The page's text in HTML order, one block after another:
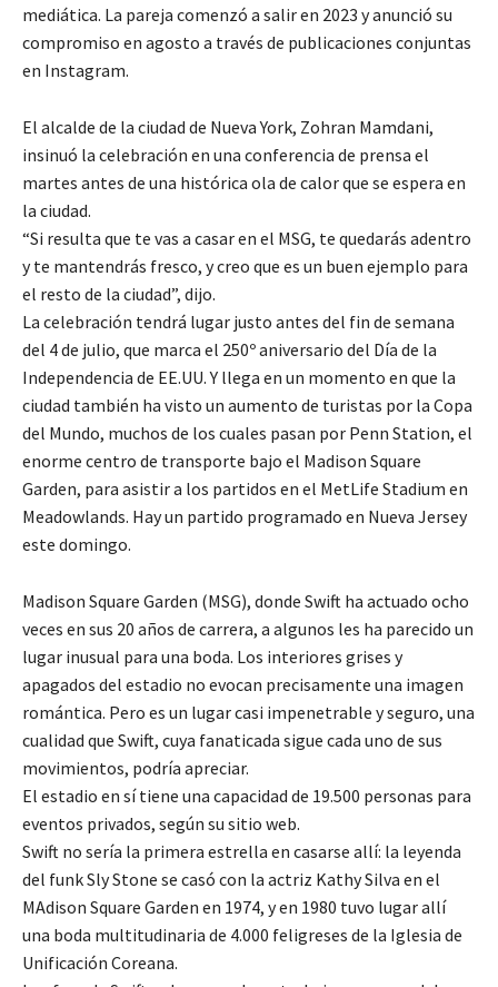
mediática. La pareja comenzó a salir en 2023 y anunció su
compromiso en agosto a través de publicaciones conjuntas
en Instagram.
El alcalde de la ciudad de Nueva York, Zohran Mamdani,
insinuó la celebración en una conferencia de prensa el
martes antes de una histórica ola de calor que se espera en
la ciudad.
“Si resulta que te vas a casar en el MSG, te quedarás adentro
y te mantendrás fresco, y creo que es un buen ejemplo para
el resto de la ciudad”, dijo.
La celebración tendrá lugar justo antes del fin de semana
del 4 de julio, que marca el 250º aniversario del Día de la
Independencia de EE.UU. Y llega en un momento en que la
ciudad también ha visto un aumento de turistas por la Copa
del Mundo, muchos de los cuales pasan por Penn Station, el
enorme centro de transporte bajo el Madison Square
Garden, para asistir a los partidos en el MetLife Stadium en
Meadowlands. Hay un partido programado en Nueva Jersey
este domingo.
Madison Square Garden (MSG), donde Swift ha actuado ocho
veces en sus 20 años de carrera, a algunos les ha parecido un
lugar inusual para una boda. Los interiores grises y
apagados del estadio no evocan precisamente una imagen
romántica. Pero es un lugar casi impenetrable y seguro, una
cualidad que Swift, cuya fanaticada sigue cada uno de sus
movimientos, podría apreciar.
El estadio en sí tiene una capacidad de 19.500 personas para
eventos privados, según su sitio web.
Swift no sería la primera estrella en casarse allí: la leyenda
del funk Sly Stone se casó con la actriz Kathy Silva en el
MAdison Square Garden en 1974, y en 1980 tuvo lugar allí
una boda multitudinaria de 4.000 feligreses de la Iglesia de
Unificación Coreana.